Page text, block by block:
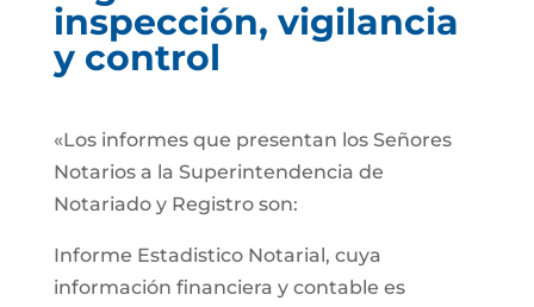
inspección, vigilancia
y control
«Los informes que presentan los Señores
Notarios a la Superintendencia de
Notariado y Registro son:
Informe Estadistico Notarial, cuya
información financiera y contable es